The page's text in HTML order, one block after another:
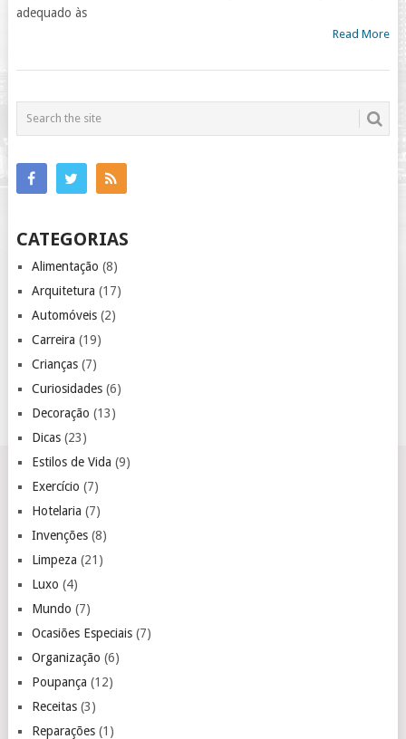
adequado às
Read More
CATEGORIAS
Alimentação (8)
Arquitetura (17)
Automóveis(2)
Carreira (19)
Crianças(7)
Curiosidades(6)
Decoração (13)
Dicas(23)
Estilos de Vida (9)
Exercício (7)
Hotelaria (7)
Invenções(8)
Limpeza (21)
Luxo (4)
Mundo (7)
Ocasiões Especiais(7)
Organização (6)
Poupança (12)
Receitas(3)
Reparações(1)